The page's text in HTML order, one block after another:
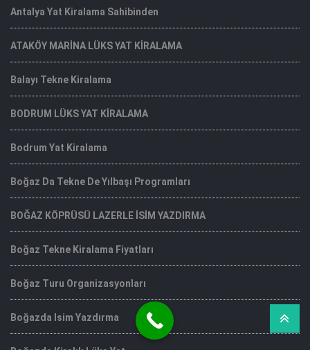
Antalya Yat Kiralama Sahibinden
ATAKÖY MARİNA LÜKS YAT KİRALAMA
Balayı Tekne Kiralama
BODRUM LÜKS YAT KİRALAMA
Bodrum Yat Kiralama
Boğaz Da Tekne De Yılbaşı Programları
BOĞAZ KÖPRÜSÜ LAZERLE İSİM YAZDIRMA
Boğaz Tekne Kiralama Fiyatları
Boğaz Turu Organizasyonları
Boğazda Isim Yazdırma